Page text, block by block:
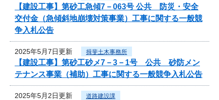
【建設工事】第砂工急傾7－063号 公共 防災・安全
交付金（急傾斜地崩壊対策事業）工事に関する一般競
争入札公告
2025年5月7日更新 揖斐土木事務所
【建設工事】第砂工砂メ7－3－1号 公共 砂防メン
テナンス事業（補助）工事に関する一般競争入札公告
2025年5月2日更新 道路建設課